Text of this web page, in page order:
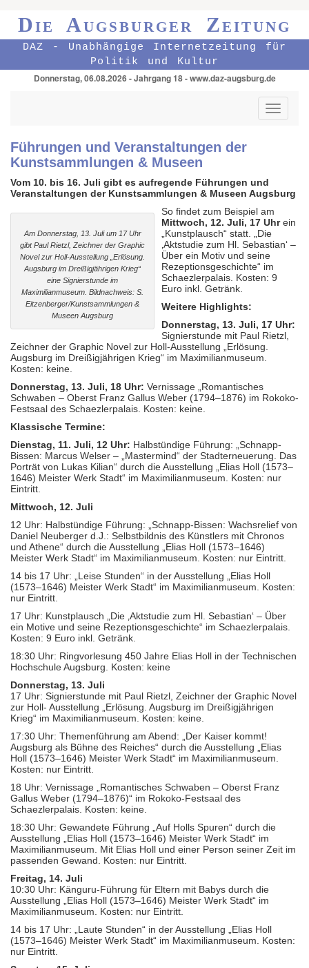
Die Augsburger Zeitung
DAZ - Unabhängige Internetzeitung für
Politik und Kultur
Donnerstag, 06.08.2026 - Jahrgang 18 - www.daz-augsburg.de
Toggle
Führungen und Veranstaltungen der
Kunstsammlungen & Museen
Vom 10. bis 16. Juli gibt es aufregende Führungen und
Veranstaltungen der Kunstsammlungen & Museen Augsburg
Am Donnerstag, 13. Juli um 17 Uhr
gibt Paul Rietzl, Zeichner der Graphic
Novel zur Holl-Ausstellung „Erlösung.
Augsburg im Dreißigjährigen Krieg“
eine Signierstunde im
Maximilianmuseum. Bildnachweis: S.
Eitzenberger/Kunstsammlungen &
Museen Augsburg
So findet zum Beispiel am
Mittwoch, 12. Juli, 17 Uhrein
„Kunstplausch“ statt. „Die
‚Aktstudie zum Hl. Sebastian‘ –
Über ein Motiv und seine
Rezeptionsgeschichte“ im
Schaezlerpalais. Kosten: 9
Euro inkl. Getränk.
Weitere Highlights:
Donnerstag, 13. Juli, 17 Uhr:
Signierstunde mit Paul Rietzl,
Zeichner der Graphic Novel zur Holl-Ausstellung „Erlösung.
Augsburg im Dreißigjährigen Krieg“ im Maximilianmuseum.
Kosten: keine.
Donnerstag, 13. Juli, 18 Uhr: Vernissage „Romantisches
Schwaben – Oberst Franz Gallus Weber (1794–1876) im Rokoko-
Festsaal des Schaezlerpalais. Kosten: keine.
Klassische Termine:
Dienstag, 11. Juli, 12 Uhr: Halbstündige Führung: „Schnapp-
Bissen: Marcus Welser – „Mastermind“ der Stadterneuerung. Das
Porträt von Lukas Kilian“ durch die Ausstellung „Elias Holl (1573–
1646) Meister Werk Stadt“ im Maximilianmuseum. Kosten: nur
Eintritt.
Mittwoch, 12. Juli
12 Uhr: Halbstündige Führung: „Schnapp-Bissen: Wachsrelief von
Daniel Neuberger d.J.: Selbstbildnis des Künstlers mit Chronos
und Athene“ durch die Ausstellung „Elias Holl (1573–1646)
Meister Werk Stadt“ im Maximilianmuseum. Kosten: nur Eintritt.
14 bis 17 Uhr: „Leise Stunden“ in der Ausstellung „Elias Holl
(1573–1646) Meister Werk Stadt“ im Maximilianmuseum. Kosten:
nur Eintritt.
17 Uhr: Kunstplausch „Die ‚Aktstudie zum Hl. Sebastian‘ – Über
ein Motive und seine Rezeptionsgeschichte“ im Schaezlerpalais.
Kosten: 9 Euro inkl. Getränk.
18:30 Uhr: Ringvorlesung 450 Jahre Elias Holl in der Technischen
Hochschule Augsburg. Kosten: keine
Donnerstag, 13. Juli
17 Uhr: Signierstunde mit Paul Rietzl, Zeichner der Graphic Novel
zur Holl- Ausstellung „Erlösung. Augsburg im Dreißigjährigen
Krieg“ im Maximilianmuseum. Kosten: keine.
17:30 Uhr: Themenführung am Abend: „Der Kaiser kommt!
Augsburg als Bühne des Reiches“ durch die Ausstellung „Elias
Holl (1573–1646) Meister Werk Stadt“ im Maximilianmuseum.
Kosten: nur Eintritt.
18 Uhr: Vernissage „Romantisches Schwaben – Oberst Franz
Gallus Weber (1794–1876)“ im Rokoko-Festsaal des
Schaezlerpalais. Kosten: keine.
18:30 Uhr: Gewandete Führung „Auf Holls Spuren“ durch die
Ausstellung „Elias Holl (1573–1646) Meister Werk Stadt“ im
Maximilianmuseum. Mit Elias Holl und einer Person seiner Zeit im
passenden Gewand. Kosten: nur Eintritt.
Freitag, 14. Juli
10:30 Uhr: Känguru-Führung für Eltern mit Babys durch die
Ausstellung „Elias Holl (1573–1646) Meister Werk Stadt“ im
Maximilianmuseum. Kosten: nur Eintritt.
14 bis 17 Uhr: „Laute Stunden“ in der Ausstellung „Elias Holl
(1573–1646) Meister Werk Stadt“ im Maximilianmuseum. Kosten:
nur Eintritt.